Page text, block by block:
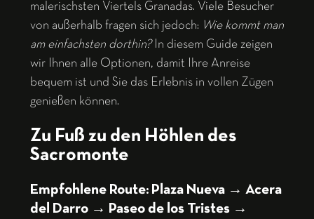
malerischsten Viertels Granadas. Viele Besucher
von außerhalb fragen sich jedoch: Wie kommt man
am einfachsten dorthin?In diesem Guide zeigen
wir Ihnen alle Optionen, damit Ihre Anreise
bequem ist und Sie das Erlebnis in vollen Zügen
genießen können.
Zu Fuß zu den Höhlen des
Sacromonte
Empfohlene Route: Plaza Nueva → Acera
del Darro → Paseo de los Tristes →